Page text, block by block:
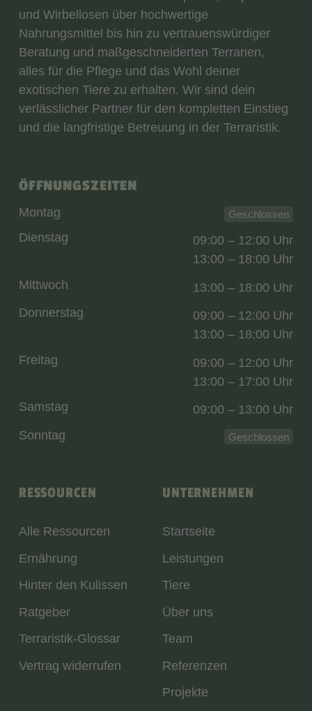
und Wirbellosen über hochwertige
Nahrungsmittel bis hin zu vertrauenswürdiger
Beratung und maßgeschneiderten Terrarien,
alles für die Pflege und das Wohl deiner
exotischen Tiere zu erhalten. Wir sind dein
verlässlicher Partner für den kompletten Einstieg
und die langfristige Betreuung in der Terraristik.
RESSOURCEN
Alle Ressourcen
Ernährung
Hinter den Kulissen
Ratgeber
Terraristik-Glossar
Vertrag widerrufen
UNTERNEHMEN
Startseite
Leistungen
Tiere
Über uns
Team
Referenzen
Projekte
ÖFFNUNGSZEITEN
Montag Geschlossen
Dienstag
09:00 – 12:00 Uhr
13:00 – 18:00 Uhr
Mittwoch
13:00 – 18:00 Uhr
Donnerstag
09:00 – 12:00 Uhr
13:00 – 18:00 Uhr
Freitag
09:00 – 12:00 Uhr
13:00 – 17:00 Uhr
Samstag
09:00 – 13:00 Uhr
Sonntag
Geschlossen